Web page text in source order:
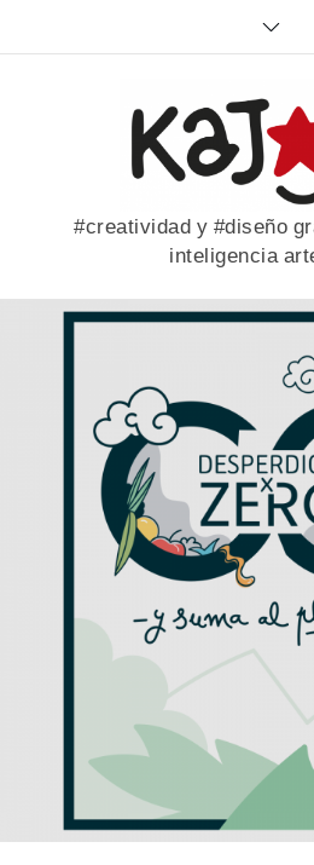
#creatividad y #diseño
inteligencia